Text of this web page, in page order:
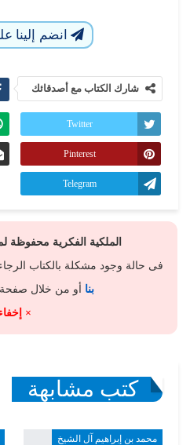
انضم إلينا
شارك الكتاب مع أصدقائك
Twitter
Pinterest
Telegram
الملكية الفكرية محفوظة
فى حالة وجود مشكلة بالكتاب
بنا أو من خلال صفحة
×
كتب مشابهة
محمد بن إبراهيم آل الشيخ